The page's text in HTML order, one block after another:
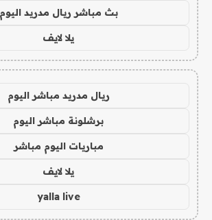
بث مباشر ريال مدريد اليوم
يلا لايف
ريال مدريد مباشر اليوم
برشلونة مباشر اليوم
مباريات اليوم مباشر
يلا لايف
yalla live